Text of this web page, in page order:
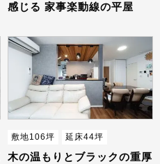
感じる 家事楽動線の平屋
敷地106坪 延床44坪
木の温もりとブラックの重厚